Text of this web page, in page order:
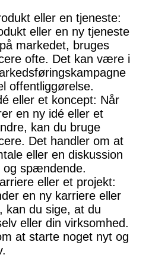
eller en tjeneste:
eller en ny tjeneste
markedet, bruges
ofte. Det kan være i
offentliggørelse.
eller et koncept: Når
en ny idé eller et
kan du bruge
Det handler om at
eller en diskussion
og spændende.
eller et projekt:
en ny karriere eller
kan du sige, at du
eller din virksomhed.
at starte noget nyt og